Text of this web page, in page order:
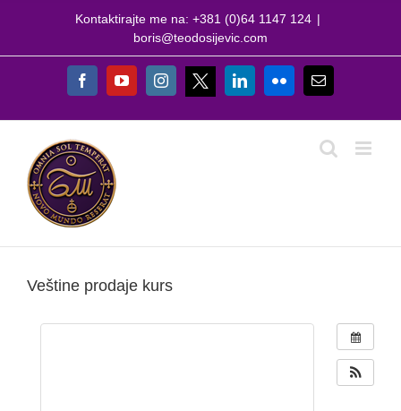
Kontaktirajte me na: +381 (0)64 1147 124 |
boris@teodosijevic.com
FacebookYouTubeInstagram
X LinkedInFlickr Email
Veštine prodaje kurs